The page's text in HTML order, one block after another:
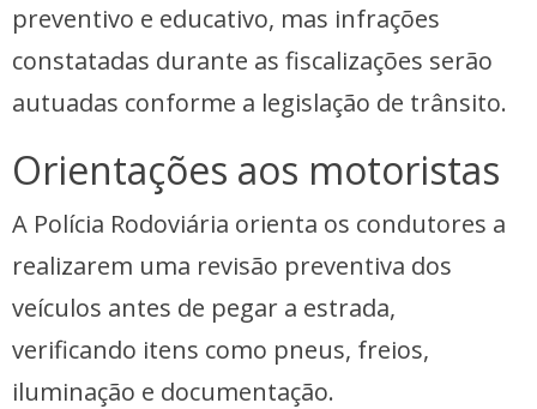
preventivo e educativo, mas infrações
constatadas durante as fiscalizações serão
autuadas conforme a legislação de trânsito.
Orientações aos motoristas
A Polícia Rodoviária orienta os condutores a
realizarem uma revisão preventiva dos
veículos antes de pegar a estrada,
verificando itens como pneus, freios,
iluminação e documentação.